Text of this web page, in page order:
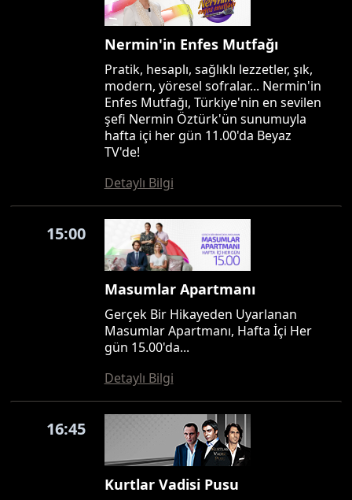
Nermin'in Enfes Mutfağı
Pratik, hesaplı, sağlıklı lezzetler, şık,
modern, yöresel sofralar... Nermin'in
Enfes Mutfağı, Türkiye'nin en sevilen
şefi Nermin Öztürk'ün sunumuyla
hafta içi her gün 11.00'da Beyaz
TV'de!
Detaylı Bilgi
15:00
Masumlar Apartmanı
Gerçek Bir Hikayeden Uyarlanan
Masumlar Apartmanı, Hafta İçi Her
gün 15.00'da...
Detaylı Bilgi
16:45
Kurtlar Vadisi Pusu